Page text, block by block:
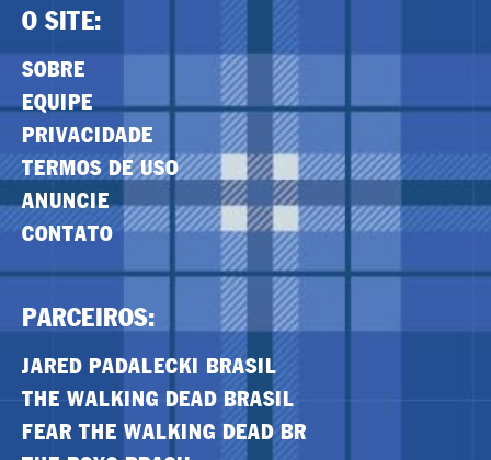
O SITE:
SOBRE
EQUIPE
PRIVACIDADE
TERMOS DE USO
ANUNCIE
CONTATO
PARCEIROS:
JARED PADALECKI BRASIL
THE WALKING DEAD BRASIL
FEAR THE WALKING DEAD BR